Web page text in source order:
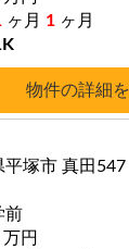
詳細
ヶ月 1 ヶ月
平塚市 真田547
前
万円